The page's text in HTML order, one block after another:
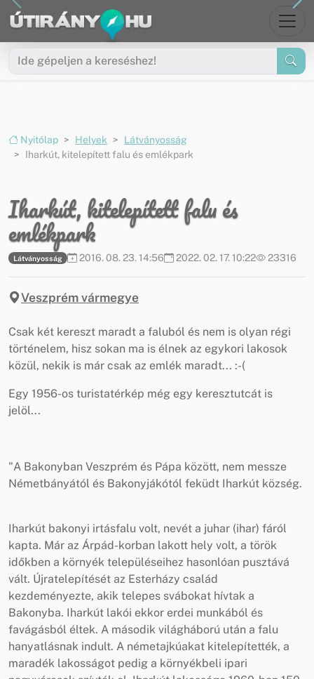
Ugrás a menüre
Ugrás a tartalomra
Nyitólap Helyek
Látványosság
Iharkút, kitelepített falu és emlékpark
Iharkút, kitelepített falu és
emlékpark
Látványosság 2016. 08. 23. 14:56 2022. 02. 17. 10:22 23316
Veszprém vármegye
Csak két kereszt maradt a faluból és nem is olyan régi
történelem, hisz sokan ma is élnek az egykori lakosok
közül, nekik is már csak az emlék maradt... :-(
Egy 1956-os turistatérkép még egy keresztutcát is
jelöl...
"A Bakonyban Veszprém és Pápa között, nem messze
Németbányától és Bakonyjákótól feküdt Iharkút község.
Iharkút bakonyi irtásfalu volt, nevét a juhar (ihar) fáról
kapta. Már az Árpád-korban lakott hely volt, a török
időkben a környék településeihez hasonlóan pusztává
vált. Újratelepítését az Esterházy család
kezdeményezte, akik telepes svábokat hívtak a
Bakonyba. Iharkút lakói ekkor erdei munkából és
favágásból éltek. A második világháború után a falu
hanyatlásnak indult. A németajkúakat kitelepítették, a
maradék lakosságot pedig a környékbeli ipari